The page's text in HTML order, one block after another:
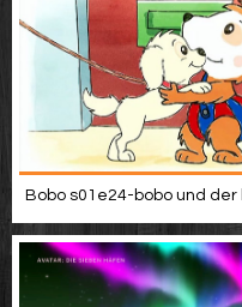
Bobo s01e24-bobo und der